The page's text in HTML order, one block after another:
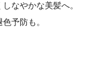
なやかな美髪へ。
予防も。